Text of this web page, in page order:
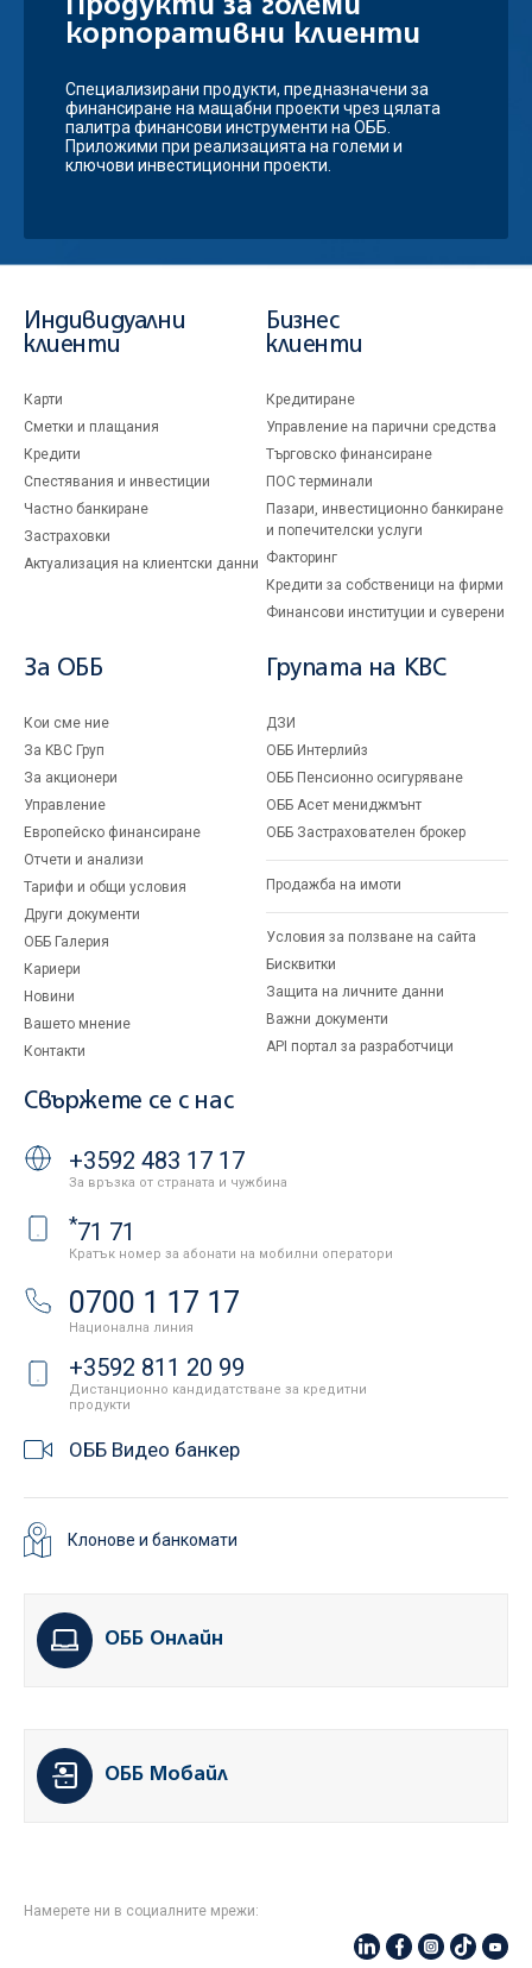
Продукти за големи
корпоративни клиенти
Специализирани продукти, предназначени за
финансиране на мащабни проекти чрез цялата
палитра финансови инструменти на ОББ.
Приложими при реализацията на големи и
ключови инвестиционни проекти.
Индивидуални
клиенти
Карти
Сметки и плащания
Кредити
Спестявания и инвестиции
Частно банкиране
Застраховки
Актуализация на клиентски данни
Бизнес
клиенти
Кредитиране
Управление на парични средства
Търговско финансиране
ПОС терминали
Пазари, инвестиционно банкиране
и попечителски услуги
Факторинг
Кредити за собственици на фирми
Финансови институции и суверени
За ОББ
Кои сме ние
За KBC Груп
За акционери
Управление
Европейско финансиране
Отчети и анализи
Тарифи и общи условия
Други документи
ОББ Галерия
Кариери
Новини
Вашето мнение
Контакти
Групата на KBC
ДЗИ
ОББ Интерлийз
ОББ Пенсионно осигуряване
ОББ Асет мениджмънт
ОББ Застрахователен брокер
Продажба на имоти
Условия за ползване на сайта
Бисквитки
Защита на личните данни
Важни документи
API портал за разработчици
Свържете се с нас
+3592 483 17 17
За връзка от страната и чужбина
*71 71
Кратък номер за абонати на мобилни оператори
0700 1 17 17
Национална линия
+3592 811 20 99
Дистанционно кандидатстване за кредитни
продукти
ОББ Видео банкер
Клонове и банкомати
ОББ Онлайн
ОББ Мобайл
Намерете ни в социалните мрежи: